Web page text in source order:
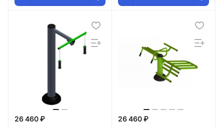
26 460 ₽
26 460 ₽